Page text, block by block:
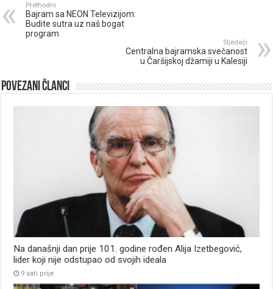
Prethodni
Bajram sa NEON Televizijom:
Budite sutra uz naš bogat
program
Sljedeći
Centralna bajramska svečanost
u Čaršijskoj džamiji u Kalesiji
Povezani članci
Na današnji dan prije 101. godine rođen Alija Izetbegović,
lider koji nije odstupao od svojih ideala
9 sati prije